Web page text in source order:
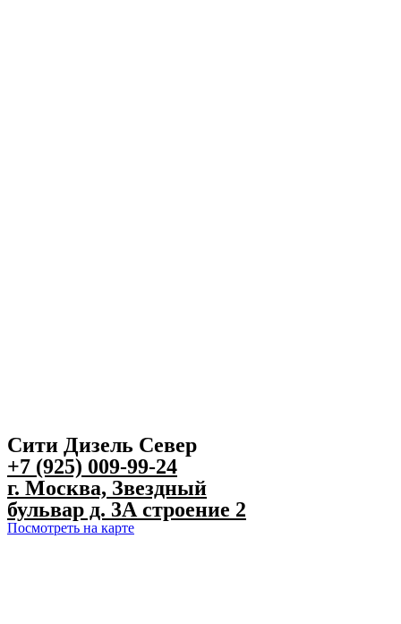
Сити Дизель Север
+7 (925) 009-99-24
г. Москва, Звездный
бульвар д. 3А строение 2
Посмотреть на карте